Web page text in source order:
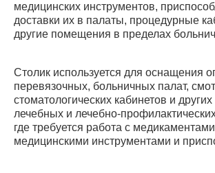
медицинских инструментов,
доставки их в палаты, процедурные
другие помещения в пределах
Столик используется для оснащения
перевязочных, больничных палат,
стоматологических кабинетов и
лечебных и лечебно-
где требуется работа с
медицинскими инструментами и